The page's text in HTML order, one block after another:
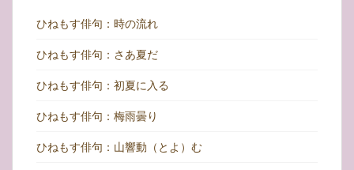
ひねもす俳句：時の流れ
ひねもす俳句：さあ夏だ
ひねもす俳句：初夏に入る
ひねもす俳句：梅雨曇り
ひねもす俳句：山響動（とよ）む